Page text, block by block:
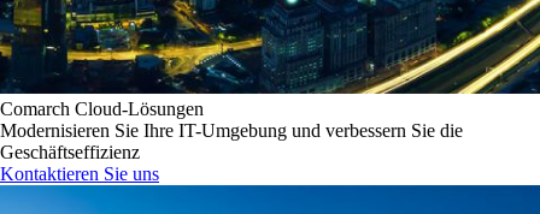
Comarch Cloud-Lösungen
Modernisieren Sie Ihre IT-Umgebung und verbessern Sie die
Geschäftseffizienz
Kontaktieren Sie uns